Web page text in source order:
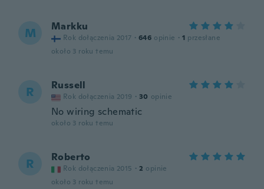
M Markku
Rok dołączenia 2017 · 646 opinie · 1 przesłane
około 3 roku temu
R Russell
Rok dołączenia 2019 · 30 opinie
No wiring schematic
około 3 roku temu
R Roberto
Rok dołączenia 2015 · 2 opinie
około 3 roku temu